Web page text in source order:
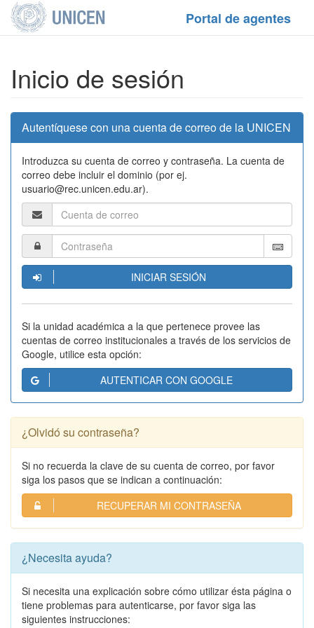
Portal de agentes
Inicio de sesión
Autentíquese con una cuenta de correo de la UNICEN
Introduzca su cuenta de correo y contraseña. La cuenta de
correo debe incluir el dominio (por ej.
usuario@rec.unicen.edu.ar).
INICIAR SESIÓN
Si la unidad académica a la que pertenece provee las
cuentas de correo institucionales a través de los servicios de
Google, utilice esta opción:
AUTENTICAR CON GOOGLE
¿Olvidó su contraseña?
Si no recuerda la clave de su cuenta de correo, por favor
siga los pasos que se indican a continuación:
RECUPERAR MI CONTRASEÑA
¿Necesita ayuda?
Si necesita una explicación sobre cómo utilizar ésta página o
tiene problemas para autenticarse, por favor siga las
siguientes instrucciones: